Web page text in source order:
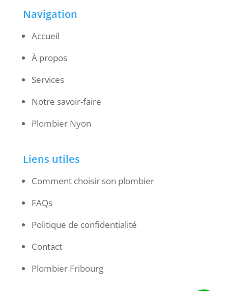
Navigation
Accueil
À propos
Services
Notre savoir-faire
Plombier Nyon
Liens utiles
Comment choisir son plombier
FAQs
Politique de confidentialité
Contact
Plombier Fribourg